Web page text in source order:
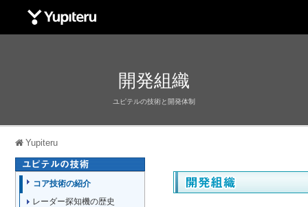
開発組織
ユピテルの技術と開発体制
Yupiteru
コア技術の紹介
レーダー探知機の歴史